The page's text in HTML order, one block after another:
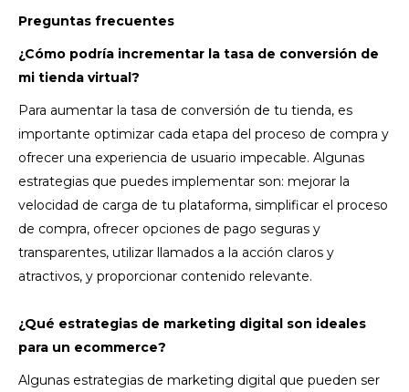
Preguntas frecuentes
¿Cómo podría incrementar la tasa de conversión de
mi tienda virtual?
Para aumentar la tasa de conversión de tu tienda, es
importante optimizar cada etapa del proceso de compra y
ofrecer una experiencia de usuario impecable. Algunas
estrategias que puedes implementar son: mejorar la
velocidad de carga de tu plataforma, simplificar el proceso
de compra, ofrecer opciones de pago seguras y
transparentes, utilizar llamados a la acción claros y
atractivos, y proporcionar contenido relevante.
¿Qué estrategias de marketing digital son ideales
para un ecommerce?
Algunas estrategias de marketing digital que pueden ser